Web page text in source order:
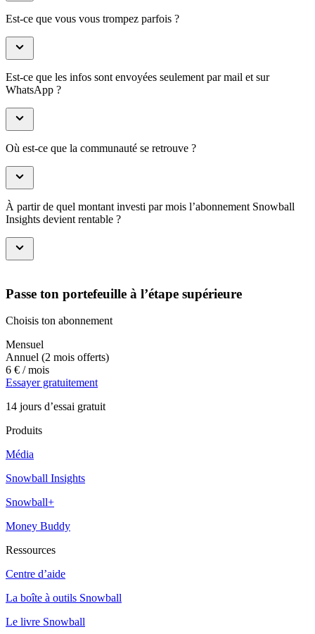
Est-ce que vous vous trompez parfois ?
Est-ce que les infos sont envoyées seulement par mail et sur
WhatsApp ?
Où est-ce que la communauté se retrouve ?
À partir de quel montant investi par mois l’abonnement Snowball
Insights devient rentable ?
Passe ton portefeuille à l’étape supérieure
Choisis ton abonnement
Mensuel
Annuel (2 mois offerts)
6 € / mois
Essayer gratuitement
14 jours d’essai gratuit
Produits
Média
Snowball Insights
Snowball+
Money Buddy
Ressources
Centre d’aide
La boîte à outils Snowball
Le livre Snowball